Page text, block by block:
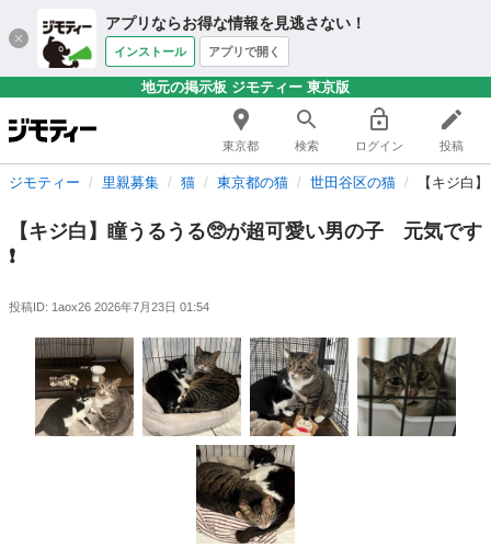
アプリならお得な情報を見逃さない！
インストール アプリで開く
地元の掲示板 ジモティー 東京版
東京都 検索 ログイン 投稿
ジモティー 里親募集 猫 東京都の猫 世田谷区の猫 【キジ白
【キジ白】瞳うるうる🥺が超可愛い男の子 元気です
❗️
投稿ID: 1aox26 2026年7月23日 01:54